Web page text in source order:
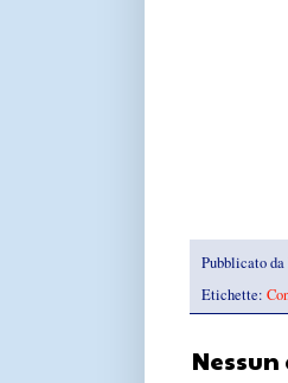
Pubblicato da
Etichette: